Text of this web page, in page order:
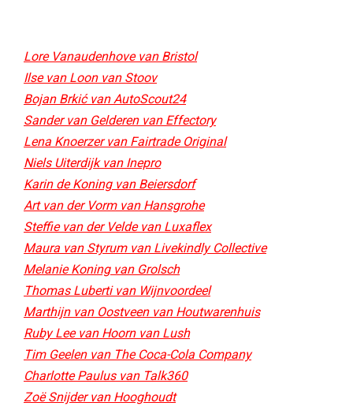
Lore Vanaudenhove van Bristol
Ilse van Loon van Stoov
Bojan Brkić van AutoScout24
Sander van Gelderen van Effectory
Lena Knoerzer van Fairtrade Original
Niels Uiterdijk van Inepro
Karin de Koning van Beiersdorf
Art van der Vorm van Hansgrohe
Steffie van der Velde van Luxaflex
Maura van Styrum van Livekindly Collective​
Melanie Koning van Grolsch
Thomas Luberti van Wijnvoordeel
Marthijn van Oostveen van Houtwarenhuis
Ruby Lee van Hoorn van Lush
Tim Geelen van The Coca-Cola Company
Charlotte Paulus van Talk360
Zoë Snijder van Hooghoudt​